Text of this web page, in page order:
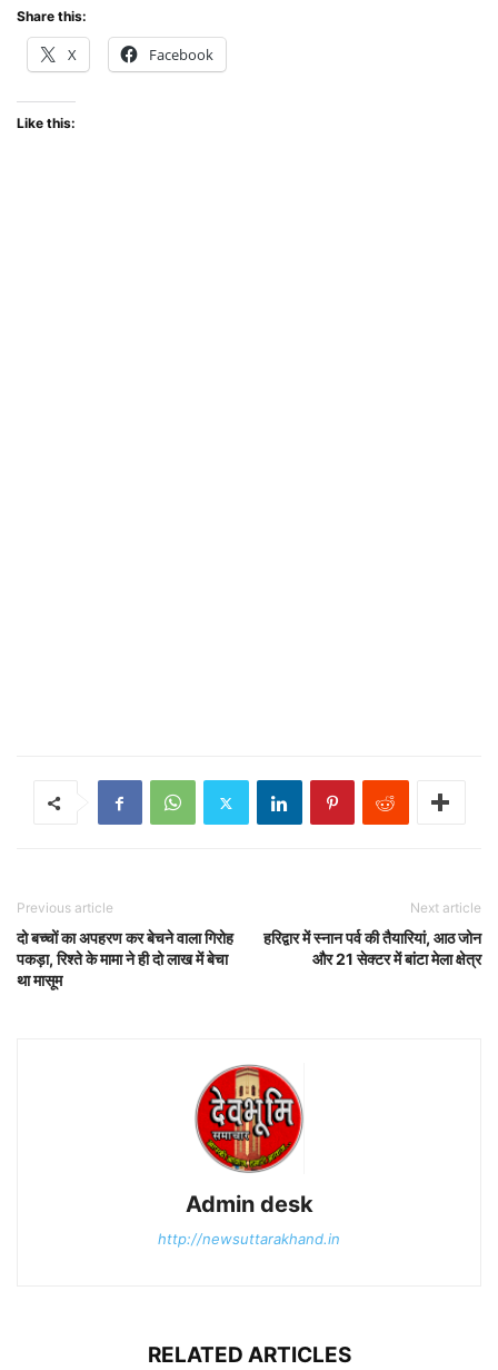
Share this:
X Facebook
Like this:
Previous article
दो बच्चों का अपहरण कर बेचने वाला गिरोह
पकड़ा, रिश्ते के मामा ने ही दो लाख में बेचा
था मासूम
Next article
हरिद्वार में स्नान पर्व की तैयारियां, आठ जोन
और 21 सेक्टर में बांटा मेला क्षेत्र
Admin desk
http://newsuttarakhand.in
RELATED ARTICLES